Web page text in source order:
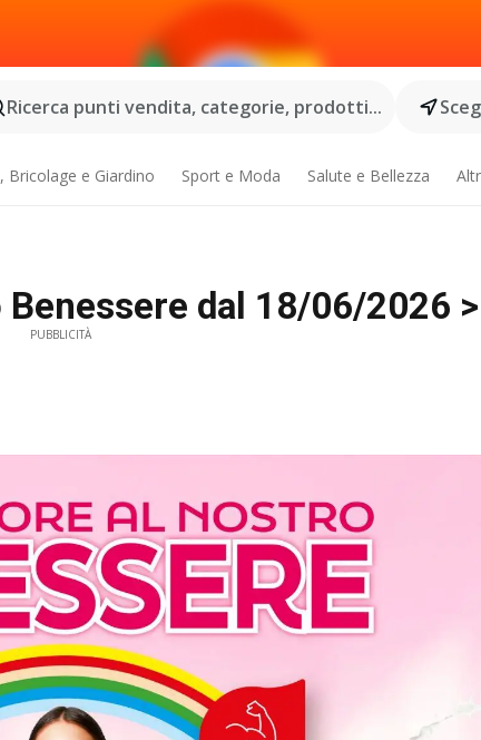
Ricerca punti vendita, categorie, prodotti...
Bricolage e Giardino Sport e Moda Salute e Bellezza
Benessere dal 18/06/
PUBBLICITÀ